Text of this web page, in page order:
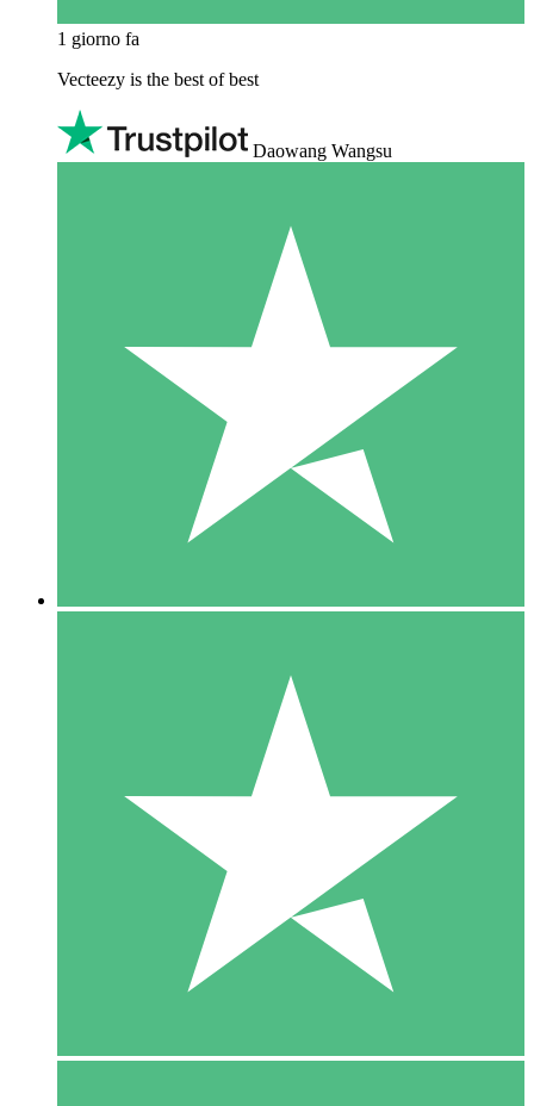
1 giorno fa
Vecteezy is the best of best
Daowang Wangsu